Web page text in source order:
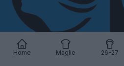
Home Maglie 26-27